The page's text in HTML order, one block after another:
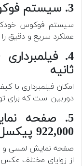
3. سیستم فوکوس خودکار 51 نقطه ای
عملکرد سریع و دقیق
ثانیه
دوربین است که برای
922,000 پیکسل
صفحه نمایش لمسی و
از زوایای مختلف